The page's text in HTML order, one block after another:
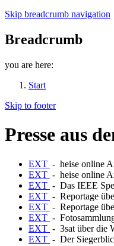
Skip breadcrumb navigation
Breadcrumb
you are here:
Start
Skip to footer
Presse aus
EXT - heise online
EXT - heise online
EXT - Das IEEE
EXT - Reportage
EXT - Reportage
EXT -
EXT - 3sat über die
EXT - Der